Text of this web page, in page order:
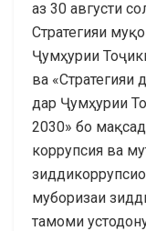
аз 30 августи
Стратегияи
Ҷумҳурии
ва «Стратегияи
дар Ҷумҳурии
2030» бо
коррупсия ва
муборизаи
тамоми